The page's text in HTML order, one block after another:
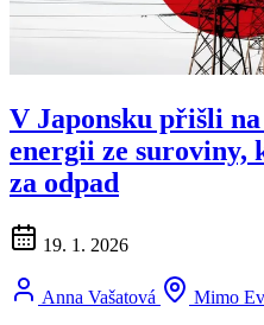
V Japonsku přišli
energii ze suroviny,
za odpad
19. 1. 2026
Anna Vašatová
Mimo